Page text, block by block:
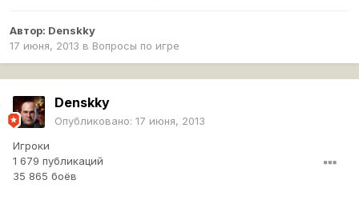
Автор: Denskky
17 июня, 2013 в Вопросы по игре
Denskky
Опубликовано: 17 июня, 2013
Игроки
1 679 публикаций
35 865 боёв